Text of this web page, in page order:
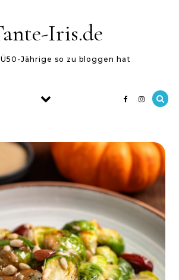
Iris.de
Jährige so zu bloggen hat